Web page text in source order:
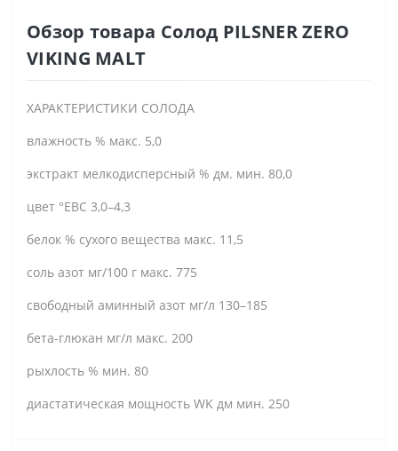
Обзор товара Солод PILSNER ZERO
VIKING MALT
ХАРАКТЕРИСТИКИ СОЛОДА
влажность % макс. 5,0
экстракт мелкодисперсный % дм. мин. 80,0
цвет °EBC 3,0–4,3
белок % сухого вещества макс. 11,5
соль азот мг/100 г макс. 775
свободный аминный азот мг/л 130–185
бета-глюкан мг/л макс. 200
рыхлость % мин. 80
диастатическая мощность WK дм мин. 250